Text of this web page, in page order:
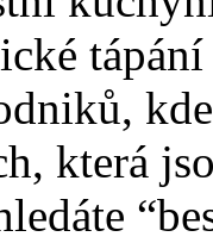
která